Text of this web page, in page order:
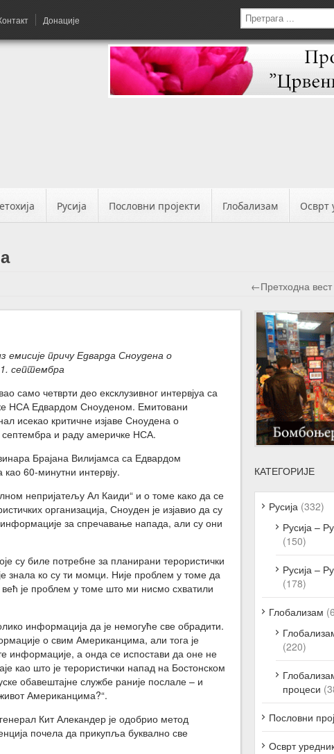
Донације
Русија Пословни пројекти Глобализам Осврт
←Претходна вест
емисије причу Едварда Сноудена о
септембра
само четврти део ексклузивног интервјуа са
НСА Едвардом Сноуденом. Емитовани
исекао критичне изјаве Сноудена о
и раду америчке НСА.
Брајана Вилијамса са Едвардом
60-минутни интервју.
непријатељу Ал Каиди“ и о томе како да се
организација, Сноуден је изјавио да су
за спречавање напада, али су они
су биле потребне за планирани терористички
ко су ти момци. Није проблем у томе да
је проблем у томе што ми нисмо схватили
информација да је немогуће све обрадити.
о свим Американцима, али тога је
информације, а онда се испостави да оне не
као што је терористички напад на Бостонском
обавештајне службе раније послале – и
Американцима?“.
Кит Алекандер је одобрио метод
почела да прикупља буквално све
КАТЕГОРИЈЕ
Русија (332)
Русија –
(150)
Русија –
(178)
Глобализам
(220)
процеси
Пословни
Осврт